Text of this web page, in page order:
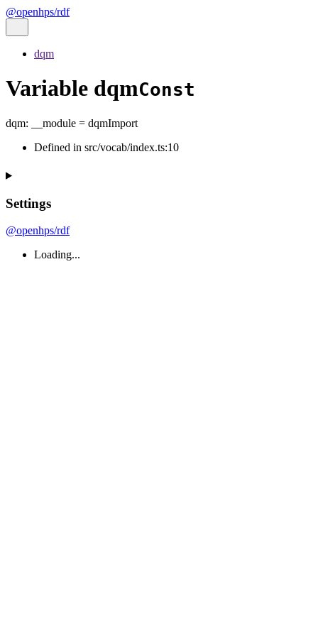
@openhps/rdf
dqm
Variable dqmConst
dqm: __module = dqmImport
Defined in src/vocab/index.ts:10
Settings
@openhps/rdf
Loading...